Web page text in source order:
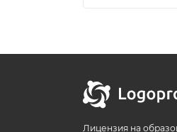
Лицензия на